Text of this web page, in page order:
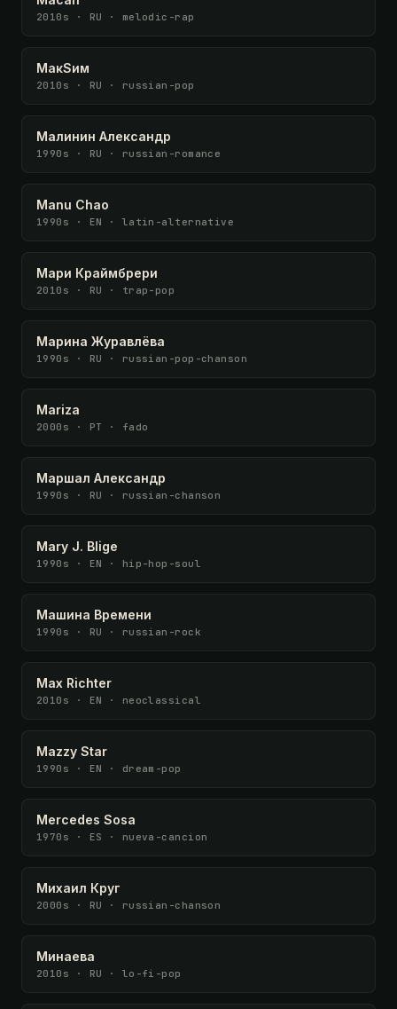
2010s · RU · melodic-rap
МакSим
2010s · RU · russian-pop
Малинин Александр
1990s · RU · russian-romance
Manu Chao
1990s · EN · latin-alternative
Мари Краймбрери
2010s · RU · trap-pop
Марина Журавлёва
1990s · RU · russian-pop-chanson
Mariza
2000s · PT · fado
Маршал Александр
1990s · RU · russian-chanson
Mary J. Blige
1990s · EN · hip-hop-soul
Машина Времени
1990s · RU · russian-rock
Max Richter
2010s · EN · neoclassical
Mazzy Star
1990s · EN · dream-pop
Mercedes Sosa
1970s · ES · nueva-cancion
Михаил Круг
2000s · RU · russian-chanson
Минаева
2010s · RU · lo-fi-pop